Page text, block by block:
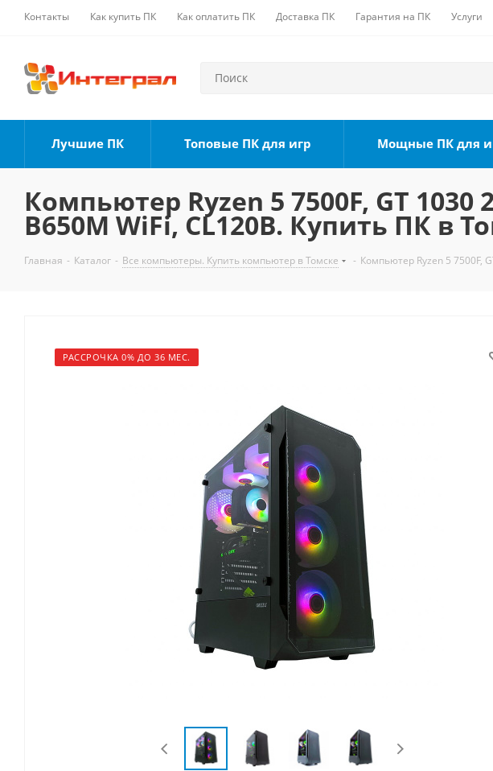
Контакты Как купить ПК Как оплатить ПК Доставка ПК Гарантия на ПК Услуги
Лучшие ПК Топовые ПК для игр Мощные ПК для
Компьютер Ryzen 5 7500F, GT 1030
B650M WiFi, CL120B. Купить ПК в
Главная - Каталог - Все компьютеры. Купить компьютер в Томске - Компьютер Ryzen 5 7500F,
РАССРОЧКА 0% ДО 36 МЕС.